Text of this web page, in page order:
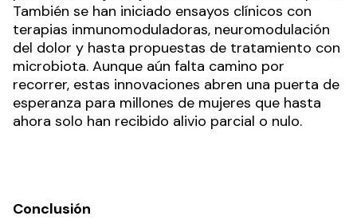
También se han iniciado ensayos clínicos con
terapias inmunomoduladoras, neuromodulación
del dolor y hasta propuestas de tratamiento con
microbiota. Aunque aún falta camino por
recorrer, estas innovaciones abren una puerta de
esperanza para millones de mujeres que hasta
ahora solo han recibido alivio parcial o nulo.
Conclusión